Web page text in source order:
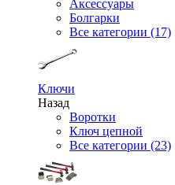
Аксессуары
Болгарки
Все категории (17)
Ключи
Назад
Воротки
Ключ цепной
Все категории (23)